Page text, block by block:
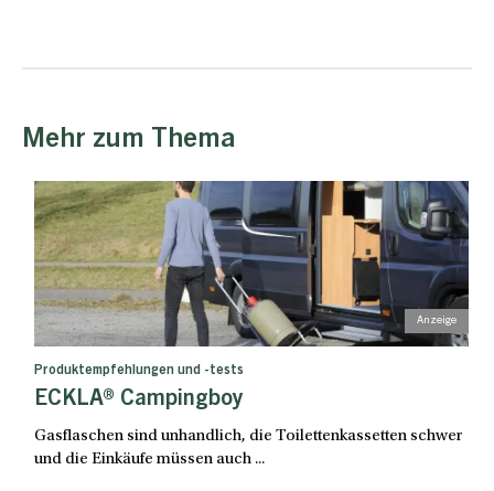
Mehr zum Thema
Produktempfehlungen und -tests
ECKLA® Campingboy
Gasflaschen sind unhandlich, die Toilettenkassetten schwer
und die Einkäufe müssen auch ...